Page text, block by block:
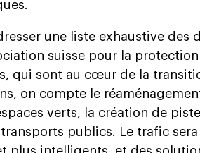
une liste exhaustive des
suisse pour la
qui sont au cœur de la
on compte le
verts, la création de
publics. Le trafic